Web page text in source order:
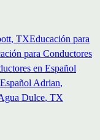
, TXEducación para
para Conductores
en Español
Adrian,
Dulce, TX